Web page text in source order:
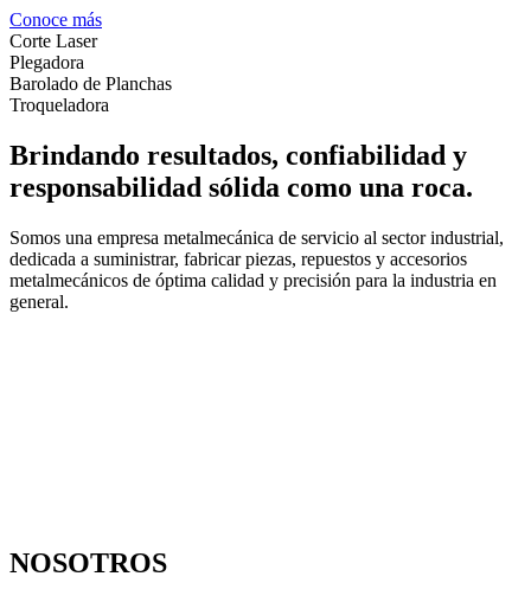
Conoce más
Corte Laser
Plegadora
Barolado de Planchas
Troqueladora
Brindando resultados, confiabilidad y
responsabilidad sólida como una roca.
Somos una empresa metalmecánica de servicio al sector industrial,
dedicada a suministrar, fabricar piezas, repuestos y accesorios
metalmecánicos de óptima calidad y precisión para la industria en
general.
NOSOTROS